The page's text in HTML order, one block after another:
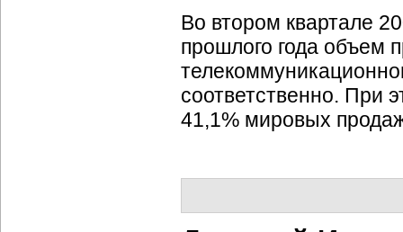
Во втором квартале
прошлого года объем
соответственно. При
41,1% мировых